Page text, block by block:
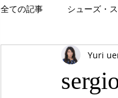
全ての記事 シューズ・
スキンケア 靴に
Yuri